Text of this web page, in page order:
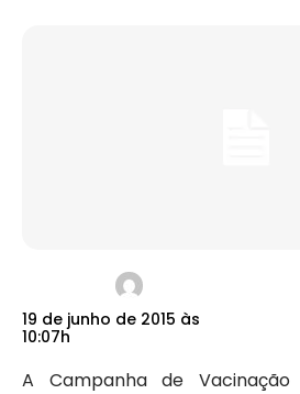
19 de junho de 2015 às
10:07h
A Campanha de